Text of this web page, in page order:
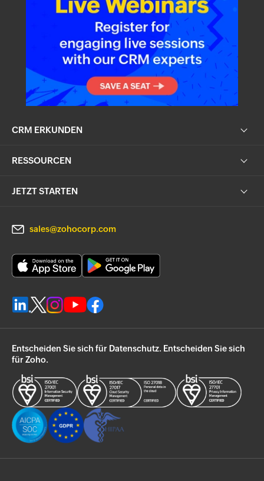
CRM ERKUNDEN
RESSOURCEN
JETZT STARTEN
sales@zohocorp.com
Entscheiden Sie sich für Datenschutz. Entscheiden Sie sich
für Zoho.